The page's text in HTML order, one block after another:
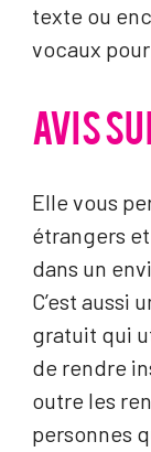
texte ou
vocaux
AVIS
Elle vous
étrangers
dans un
C’est aussi
gratuit qui
de rendre
outre les
personnes